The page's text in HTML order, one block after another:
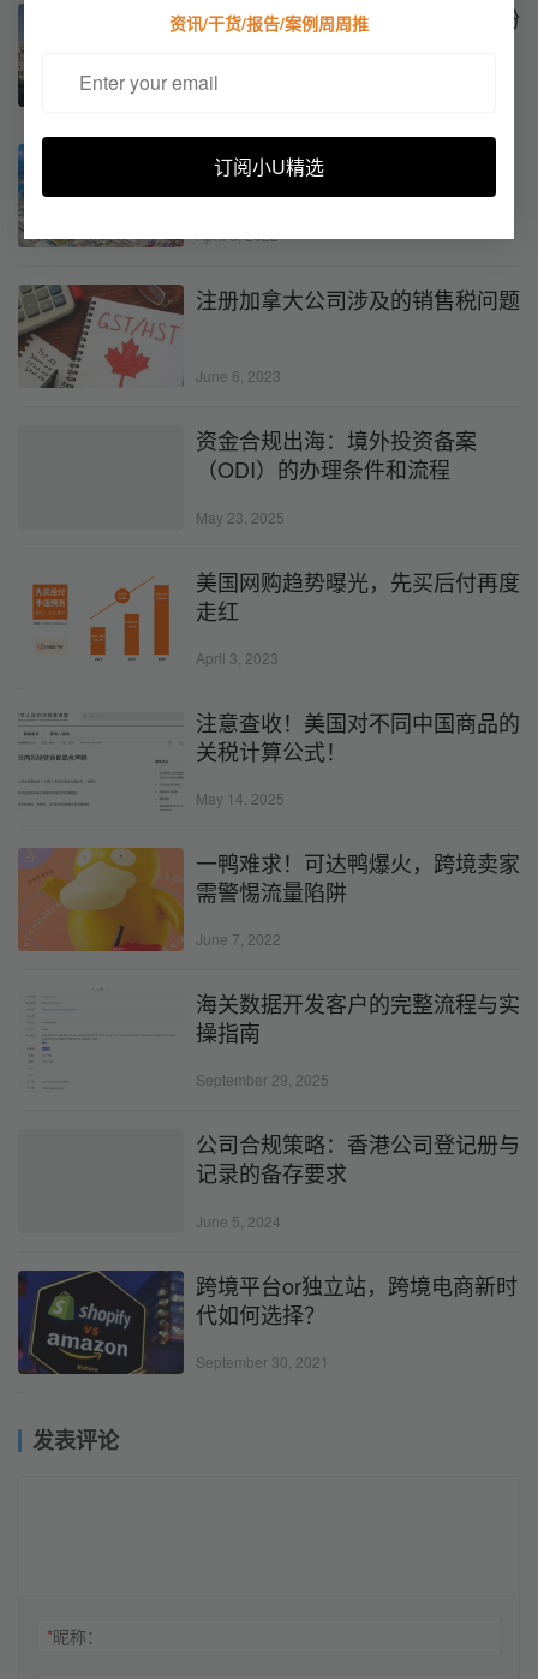
资讯/干货/报告/案例周周推
订阅小U精选
解锁中东市场掘金密码，精准圈粉
April 8, 2025
拥堵？停航？拒收？全球疫情下，
跨境物流真实现状大揭秘
April 6, 2022
注册加拿大公司涉及的销售税问题
June 6, 2023
资金合规出海：境外投资备案
（ODI）的办理条件和流程
May 23, 2025
美国网购趋势曝光，先买后付再度
走红
April 3, 2023
注意查收！美国对不同中国商品的
关税计算公式！
May 14, 2025
一鸭难求！可达鸭爆火，跨境卖家
需警惕流量陷阱
June 7, 2022
海关数据开发客户的完整流程与实
操指南
September 29, 2025
公司合规策略：香港公司登记册与
记录的备存要求
June 5, 2024
跨境平台or独立站，跨境电商新时
代如何选择？
September 30, 2021
发表评论
*昵称：